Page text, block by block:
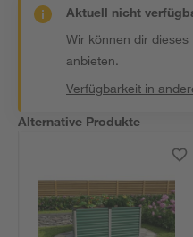
Aktuell nicht
Wir können dir
anbieten.
Verfügbarkeit in
Alternative Produkte